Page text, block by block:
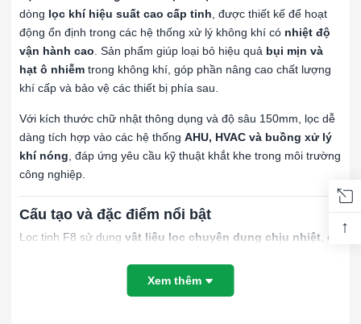
dòng lọc khí hiệu suất cao cấp tinh , được thiết kế để hoạt
động ổn định trong các hệ thống xử lý không khí có nhiệt độ
vận hành cao . Sản phẩm giúp loại bỏ hiệu quả bụi mịn và
hạt ô nhiễm trong không khí, góp phần nâng cao chất lượng
khí cấp và bảo vệ các thiết bị phía sau.
Với kích thước chữ nhật thông dụng và độ sâu 150mm, lọc dễ
dàng tích hợp vào các hệ thống AHU, HVAC và buồng xử lý
khí nóng , đáp ứng yêu cầu kỹ thuật khắt khe trong môi trường
công nghiệp.
Cấu tạo và đặc điểm nổi bật
Lọc tinh F8 sử dụng vật liệu lọc chuyên dụng chịu nhiệt , có
trong điều kiện nhiệt độ cao hơn so với lọc thông thường. Cấu
trúc sợi được bố trí hợp lý giúp luồng không khí phân bố đều,
Xem thêm
↑